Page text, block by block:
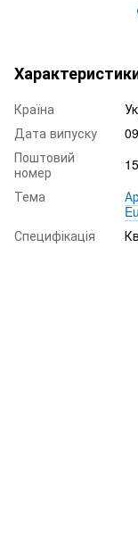
Країна
Дата випуску
Поштовий
номер
Тема
Специфікація